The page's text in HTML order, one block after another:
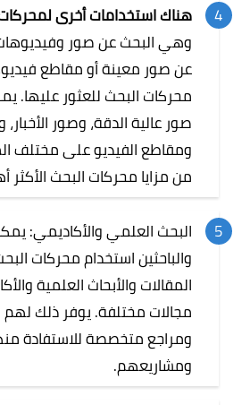
هناك استخدامات أخرى
وهي البحث عن صور
عن صور معينة أو مقاطع
محركات البحث للعثور عليها.
صور عالية الدقة، وصور
ومقاطع الفيديو على مختلف
من مزايا محركات البحث الأكثر
البحث العلمي والأكاديمي:
والباحثين استخدام محركات
المقالات والأبحاث العلمية
مجالات مختلفة. يوفر ذلك
ومراجع متخصصة للاستفادة
ومشاريعهم.